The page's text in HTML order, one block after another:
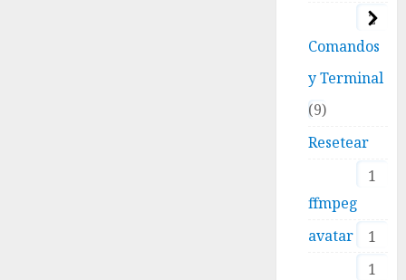
2
Comandos
y Terminal
9
Resetear
1
ffmpeg
1
avatar
1